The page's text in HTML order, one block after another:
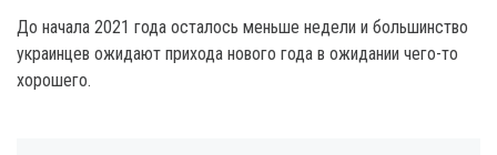
До начала 2021 года осталось меньше недели и большинство
украинцев ожидают прихода нового года в ожидании чего-то
хорошего.